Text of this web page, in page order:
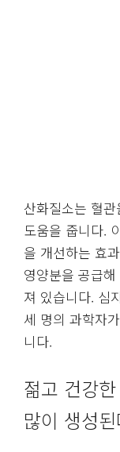
산화질소는 혈
도움을 줍니다.
을 개선하는 효
영양분을 공급
져 있습니다. 심
세 명의 과학자
니다.
젊고 건강
많이 생성